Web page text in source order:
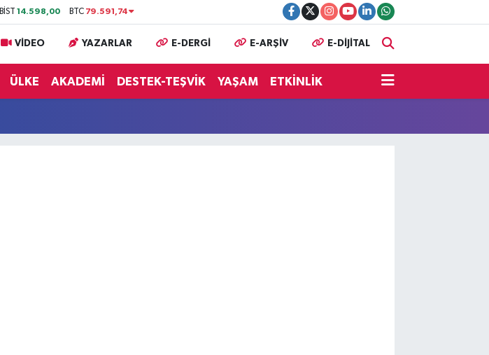
BİST14.598,00 BTC 79.591,74
VİDEO YAZARLAR E-DERGİ E-ARŞİV E-DİJİTAL
ÜLKE AKADEMİ DESTEK-TEŞVİK YAŞAM ETKİNLİK